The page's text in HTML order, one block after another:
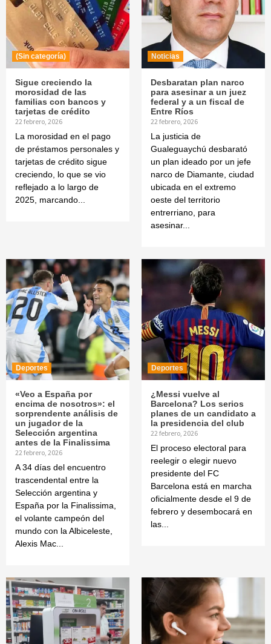
(Sin categoría)
Sigue creciendo la
morosidad de las
familias con bancos y
tarjetas de crédito
22 febrero, 2026
La morosidad en el pago
de préstamos personales y
tarjetas de crédito sigue
creciendo, lo que se vio
reflejado a lo largo de
2025, marcando...
Noticias
Desbaratan plan narco
para asesinar a un juez
federal y a un fiscal de
Entre Ríos
22 febrero, 2026
La justicia de
Gualeguaychú desbarató
un plan ideado por un jefe
narco de Diamante, ciudad
ubicada en el extremo
oeste del territorio
entrerriano, para
asesinar...
Deportes
«Veo a España por
encima de nosotros»: el
sorprendente análisis de
un jugador de la
Selección argentina
antes de la Finalissima
22 febrero, 2026
A 34 días del encuentro
trascendental entre la
Selección argentina y
España por la Finalissima,
el volante campeón del
mundo con la Albiceleste,
Alexis Mac...
Deportes
¿Messi vuelve al
Barcelona? Los serios
planes de un candidato a
la presidencia del club
22 febrero, 2026
El proceso electoral para
reelegir o elegir nuevo
presidente del FC
Barcelona está en marcha
oficialmente desde el 9 de
febrero y desembocará en
las...